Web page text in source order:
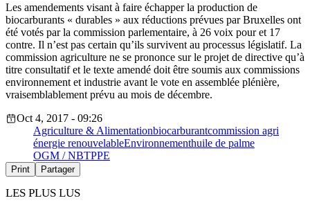
Les amendements visant à faire échapper la production de
biocarburants « durables » aux réductions prévues par Bruxelles ont
été votés par la commission parlementaire, à 26 voix pour et 17
contre. Il n’est pas certain qu’ils survivent au processus législatif. La
commission agriculture ne se prononce sur le projet de directive qu’à
titre consultatif et le texte amendé doit être soumis aux commissions
environnement et industrie avant le vote en assemblée plénière,
vraisemblablement prévu au mois de décembre.
Oct 4, 2017 - 09:26
Agriculture & Alimentationbiocarburantcommission agri
énergie renouvelableEnvironnementhuile de palme
OGM / NBTPPE
Print Partager
LES PLUS LUS